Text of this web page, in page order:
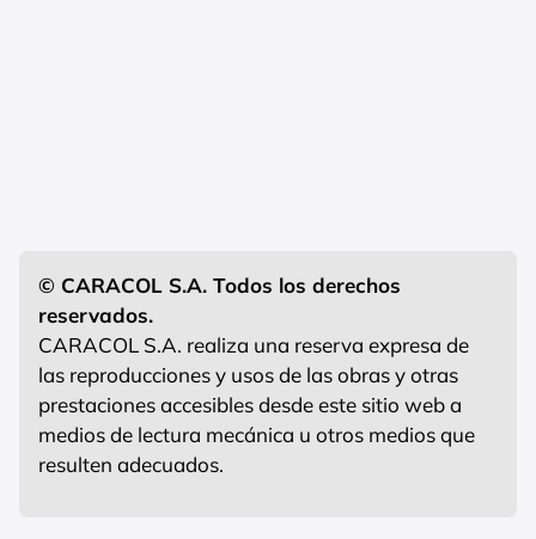
© CARACOL S.A. Todos los derechos
reservados.
CARACOL S.A. realiza una reserva expresa de
las reproducciones y usos de las obras y otras
prestaciones accesibles desde este sitio web a
medios de lectura mecánica u otros medios que
resulten adecuados.